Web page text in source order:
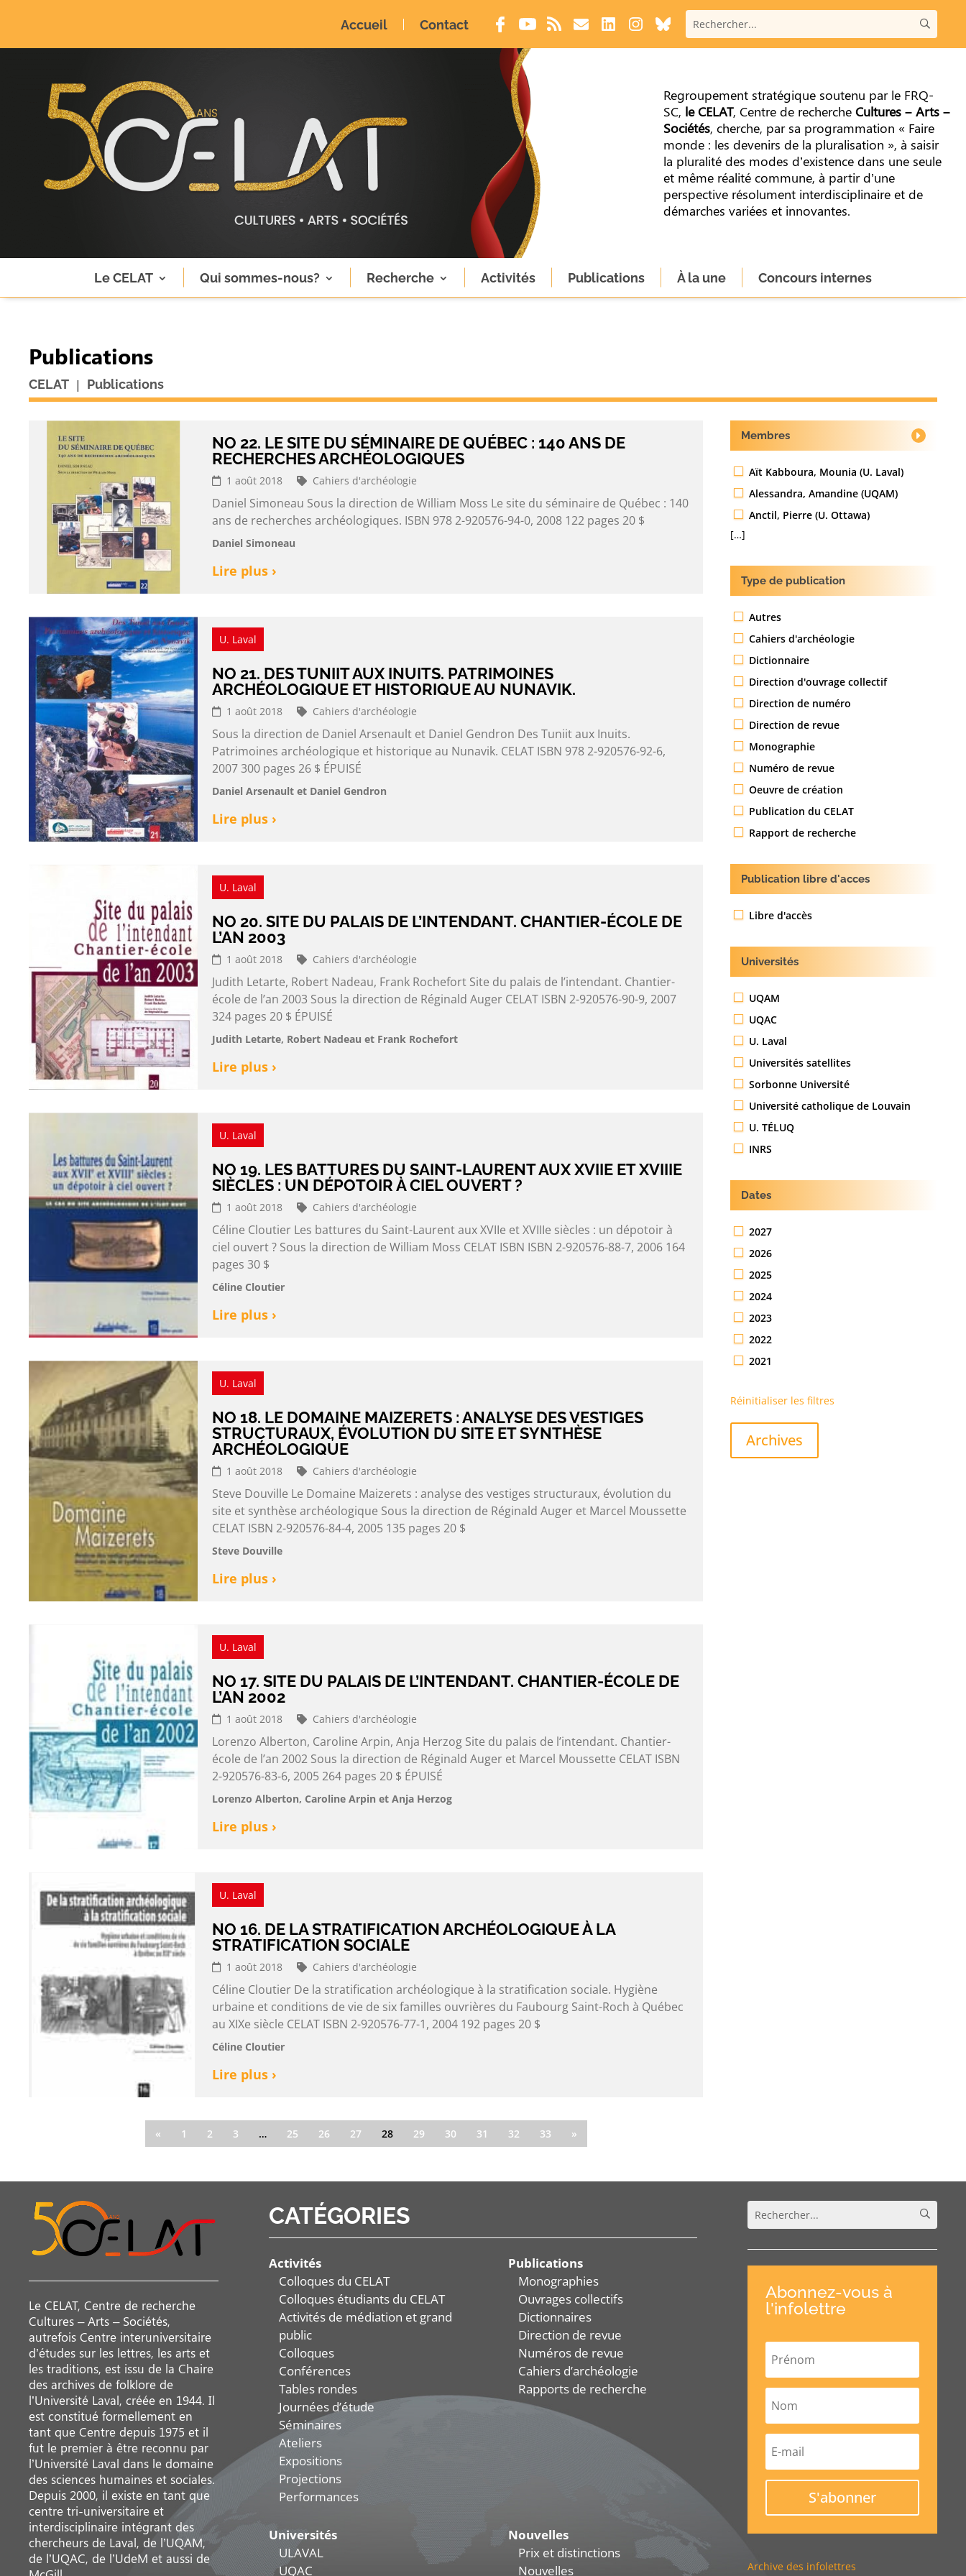
Accueil Contact
Regroupement stratégique soutenu par le FRQ-
SC, le CELAT, Centre de recherche Cultures – Arts –
Sociétés, cherche, par sa programmation « Faire
monde : les devenirs de la pluralisation », à saisir
la pluralité des modes d’existence dans une seule
et même réalité commune, à partir d’une
perspective résolument interdisciplinaire et de
démarches variées et innovantes.
Le CELAT Qui sommes-nous? Recherche Activités Publications À la une Concours internes
Publications
CELAT | Publications
NO 22. LE SITE DU SÉMINAIRE DE QUÉBEC : 140 ANS DE
RECHERCHES ARCHÉOLOGIQUES
1 août 2018 Cahiers d'archéologie
Daniel Simoneau Sous la direction de William Moss Le site du séminaire de Québec : 140
ans de recherches archéologiques. ISBN 978 2-920576-94-0, 2008 122 pages 20 $
Daniel Simoneau
Lire plus ›
U. Laval
NO 21. DES TUNIIT AUX INUITS. PATRIMOINES
ARCHÉOLOGIQUE ET HISTORIQUE AU NUNAVIK.
1 août 2018 Cahiers d'archéologie
Sous la direction de Daniel Arsenault et Daniel Gendron Des Tuniit aux Inuits.
Patrimoines archéologique et historique au Nunavik. CELAT ISBN 978 2-920576-92-6,
2007 300 pages 26 $ ÉPUISÉ
Daniel Arsenault et Daniel Gendron
Lire plus ›
U. Laval
NO 20. SITE DU PALAIS DE L’INTENDANT. CHANTIER-ÉCOLE DE
L’AN 2003
1 août 2018 Cahiers d'archéologie
Judith Letarte, Robert Nadeau, Frank Rochefort Site du palais de l’intendant. Chantier-
école de l’an 2003 Sous la direction de Réginald Auger CELAT ISBN 2-920576-90-9, 2007
324 pages 20 $ ÉPUISÉ
Judith Letarte, Robert Nadeau et Frank Rochefort
Lire plus ›
U. Laval
NO 19. LES BATTURES DU SAINT-LAURENT AUX XVIIE ET XVIIIE
SIÈCLES : UN DÉPOTOIR À CIEL OUVERT ?
1 août 2018 Cahiers d'archéologie
Céline Cloutier Les battures du Saint-Laurent aux XVIIe et XVIIIe siècles : un dépotoir à
ciel ouvert ? Sous la direction de William Moss CELAT ISBN ISBN 2-920576-88-7, 2006 164
pages 30 $
Céline Cloutier
Lire plus ›
U. Laval
NO 18. LE DOMAINE MAIZERETS : ANALYSE DES VESTIGES
STRUCTURAUX, ÉVOLUTION DU SITE ET SYNTHÈSE
ARCHÉOLOGIQUE
1 août 2018 Cahiers d'archéologie
Steve Douville Le Domaine Maizerets : analyse des vestiges structuraux, évolution du
site et synthèse archéologique Sous la direction de Réginald Auger et Marcel Moussette
CELAT ISBN 2-920576-84-4, 2005 135 pages 20 $
Steve Douville
Lire plus ›
U. Laval
NO 17. SITE DU PALAIS DE L’INTENDANT. CHANTIER-ÉCOLE DE
L’AN 2002
1 août 2018 Cahiers d'archéologie
Lorenzo Alberton, Caroline Arpin, Anja Herzog Site du palais de l’intendant. Chantier-
école de l’an 2002 Sous la direction de Réginald Auger et Marcel Moussette CELAT ISBN
2-920576-83-6, 2005 264 pages 20 $ ÉPUISÉ
Lorenzo Alberton, Caroline Arpin et Anja Herzog
Lire plus ›
U. Laval
NO 16. DE LA STRATIFICATION ARCHÉOLOGIQUE À LA
STRATIFICATION SOCIALE
1 août 2018 Cahiers d'archéologie
Céline Cloutier De la stratification archéologique à la stratification sociale. Hygiène
urbaine et conditions de vie de six familles ouvrières du Faubourg Saint-Roch à Québec
au XIXe siècle CELAT ISBN 2-920576-77-1, 2004 192 pages 20 $
Céline Cloutier
Lire plus ›
« 1 2 3 … 25 26 27 28 29 30 31 32 33 »
Membres
Aït Kabboura, Mounia (U. Laval)
Alessandra, Amandine (UQAM)
Anctil, Pierre (U. Ottawa)
[…]
Type de publication
Autres
Cahiers d'archéologie
Dictionnaire
Direction d'ouvrage collectif
Direction de numéro
Direction de revue
Monographie
Numéro de revue
Oeuvre de création
Publication du CELAT
Rapport de recherche
Publication libre d'acces
Libre d'accès
Universités
UQAM
UQAC
U. Laval
Universités satellites
Sorbonne Université
Université catholique de Louvain
U. TÉLUQ
INRS
Dates
2027
2026
2025
2024
2023
2022
2021
Réinitialiser les filtres
Archives
Le CELAT, Centre de recherche
Cultures – Arts – Sociétés,
autrefois Centre interuniversitaire
d’études sur les lettres, les arts et
les traditions, est issu de la Chaire
des archives de folklore de
l’Université Laval, créée en 1944. Il
est constitué formellement en
tant que Centre depuis 1975 et il
fut le premier à être reconnu par
l’Université Laval dans le domaine
des sciences humaines et sociales.
Depuis 2000, il existe en tant que
centre tri-universitaire et
interdisciplinaire intégrant des
chercheurs de Laval, de l’UQAM,
de l’UQAC, de l’UdeM et aussi de
CATÉGORIES
Activités
Colloques du CELAT
Colloques étudiants du CELAT
Activités de médiation et grand
public
Colloques
Conférences
Tables rondes
Journées d’étude
Séminaires
Ateliers
Expositions
Projections
Performances
Publications
Monographies
Ouvrages collectifs
Dictionnaires
Direction de revue
Numéros de revue
Cahiers d’archéologie
Rapports de recherche
Universités
ULAVAL
UQAC
Nouvelles
Prix et distinctions
Nouvelles
Abonnez-vous à
l'infolettre
S'abonner
Archive des infolettres